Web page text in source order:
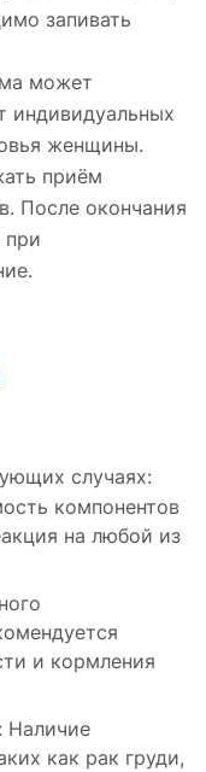
запивать
может
индивидуальных
женщины.
приём
После окончания
при
случаях:
компонентов
на любой из
и кормления
Наличие
как рак груди,